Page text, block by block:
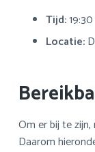
Tijd:
Locatie:
Om er bij te
Daarom